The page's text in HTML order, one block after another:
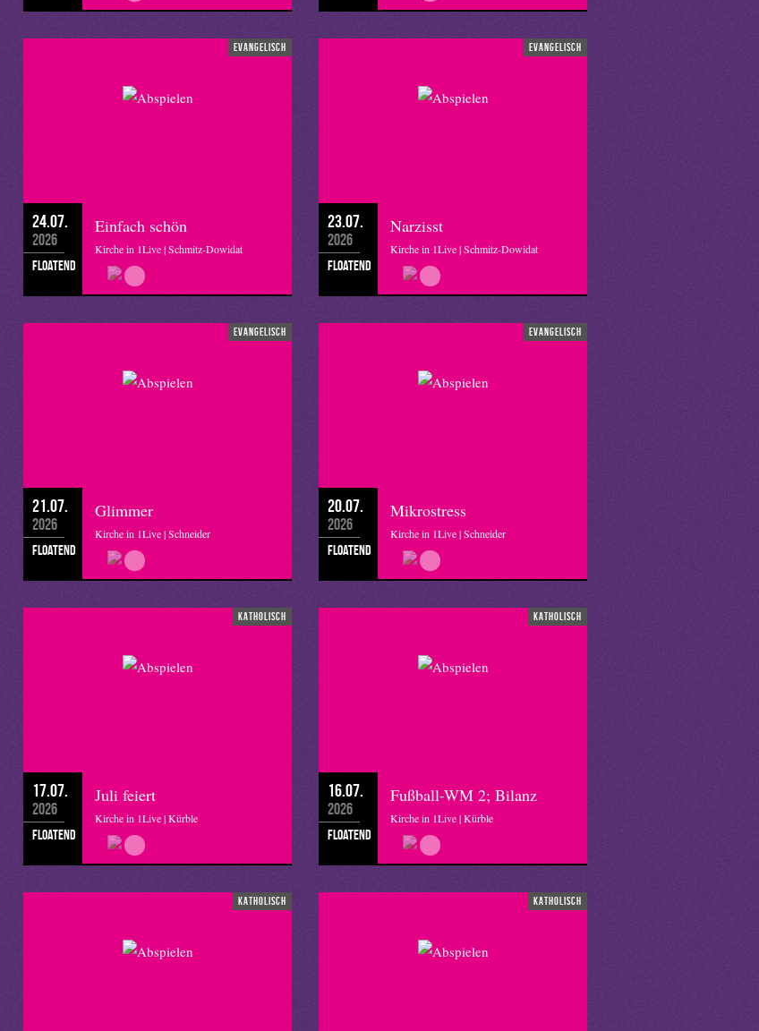
evangelisch
24.07.
2026
floatend
Einfach schön
Kirche in 1Live | Schmitz-Dowidat
evangelisch
23.07.
2026
floatend
Narzisst
Kirche in 1Live | Schmitz-Dowidat
evangelisch
21.07.
2026
floatend
Glimmer
Kirche in 1Live | Schneider
evangelisch
20.07.
2026
floatend
Mikrostress
Kirche in 1Live | Schneider
katholisch
17.07.
2026
floatend
Juli feiert
Kirche in 1Live | Kürble
katholisch
16.07.
2026
floatend
Fußball-WM 2; Bilanz
Kirche in 1Live | Kürble
katholisch katholisch